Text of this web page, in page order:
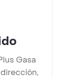
Gasa